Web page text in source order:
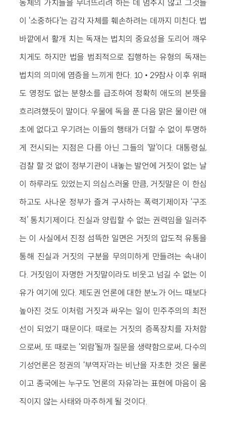
동체의 가치들을 무너뜨리려 하는 데 멈추지 않고 그것들
이 ‘소중하다’는 감각 자체를 훼손하려는 데까지 미친다. 법
바깥에서 활개 치는 독재는 법치의 중요성을 도리어 깨우
치게도 하지만 법을 범죄적으로 집행하는 유형의 독재는
법치의 의미에 염증을 느끼게 한다. 10‧29참사 이후 위패
도 영정도 없는 분향소를 급조하여 정확히 애도의 본뜻을
흐리려했듯이 말이다. 우물에 독을 푼 다음 맑은 물이란 애
초에 없다고 우기려는 이들의 행태가 더할 수 없이 투명하
게 전시되는 지점은 다름 아닌 그들의 ‘말’이다. 대통령실,
검찰 할 것 없이 정부기관이 내놓는 발언에 거짓이 없는 날
이 하루라도 있었는지 의심스러울 만큼, 거짓말은 이 한심
하고도 사나운 정부가 즐겨 구사하는 폭력기제이자 ‘구조
적’ 통치기제이다. 진실과 양립할 수 없는 권력임을 일러주
는 이 사실에서 진정 섬뜩한 일면은 거짓의 압도적 유통을
통해 진실과 거짓의 구분을 무의미하게 만들려는 속내이
다. 거짓임이 자명한 거짓말이라도 비웃고 넘길 수 없는 이
유가 여기에 있다. 제도권 언론에 대한 분노가 어느 때보다
높아진 것도 이처럼 거짓과 싸우는 일이 민주주의의 최전
선이 되었기 때문이다. 때로는 거짓의 증폭장치를 자처함
으로써, 또 때로는 ‘외람’될까 질문을 생략함으로써, 다수의
기성언론은 정권의 ‘부역자’라는 비난을 자초한 것은 물론
이고 종국에는 누구도 ‘언론의 자유’라는 표현에 마음이 움
직이지 않는 사태와 마주하게 될 것이다.